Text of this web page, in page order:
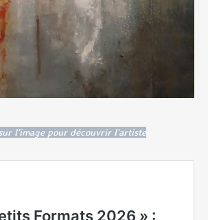
l'image pour découvrir l'artiste